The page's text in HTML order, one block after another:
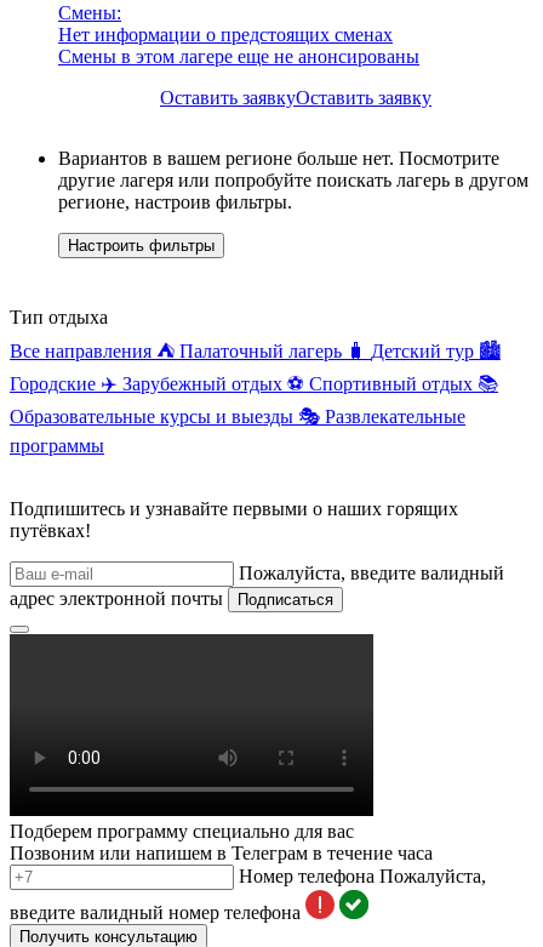
Смены:
Нет информации о предстоящих сменах
Смены в этом лагере еще не анонсированы
Оставить заявкуОставить заявку
Вариантов в вашем регионе больше нет. Посмотрите
другие лагеря или попробуйте поискать лагерь в другом
регионе, настроив фильтры.
Настроить фильтры
Тип отдыха
Все направления ⛺ Палаточный лагерь 🧳 Детский тур 🏙️
Городские ✈️ Зарубежный отдых ⚽ Спортивный отдых 📚
Образовательные курсы и выезды 🎭 Развлекательные
программы
Подпишитесь и узнавайте первыми о наших горящих
путёвках!
Пожалуйста, введите валидный
адрес электронной почты
Подписаться
Подберем программу специально для вас
Позвоним или напишем в Телеграм в течение часа
Номер телефона Пожалуйста,
введите валидный номер телефона
Получить консультацию